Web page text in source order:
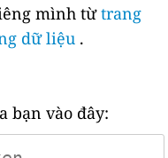
mình từtrang
dữ liệu .
bạn vào đây: